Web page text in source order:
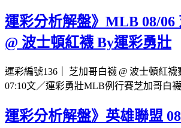
運彩分析解盤》MLB 08/06
@ 波士頓紅襪 By運彩勇壯
運彩編號136｜ 芝加哥白襪 @ 波士頓紅襪
07:10文／運彩勇壯MLB例行賽芝加哥白
運彩分析解盤》英雄聯盟